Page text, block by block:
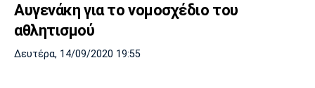
Αυγενάκη για το νομοσχέδιο του
αθλητισμού
Δευτέρα, 14/09/2020 19:55